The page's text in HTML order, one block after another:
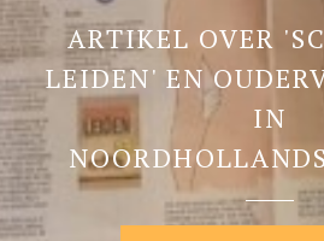
ARTIKEL OVER
LEIDEN' EN
IN